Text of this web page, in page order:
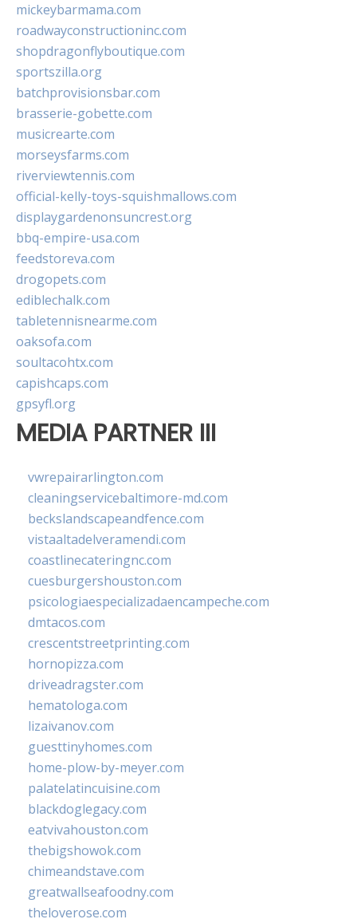
mickeybarmama.com
roadwayconstructioninc.com
shopdragonflyboutique.com
sportszilla.org
batchprovisionsbar.com
brasserie-gobette.com
musicrearte.com
morseysfarms.com
riverviewtennis.com
official-kelly-toys-squishmallows.com
displaygardenonsuncrest.org
bbq-empire-usa.com
feedstoreva.com
drogopets.com
ediblechalk.com
tabletennisnearme.com
oaksofa.com
soultacohtx.com
capishcaps.com
gpsyfl.org
MEDIA PARTNER III
vwrepairarlington.com
cleaningservicebaltimore-md.com
beckslandscapeandfence.com
vistaaltadelveramendi.com
coastlinecateringnc.com
cuesburgershouston.com
psicologiaespecializadaencampeche.com
dmtacos.com
crescentstreetprinting.com
hornopizza.com
driveadragster.com
hematologa.com
lizaivanov.com
guesttinyhomes.com
home-plow-by-meyer.com
palatelatincuisine.com
blackdoglegacy.com
eatvivahouston.com
thebigshowok.com
chimeandstave.com
greatwallseafoodny.com
theloverose.com